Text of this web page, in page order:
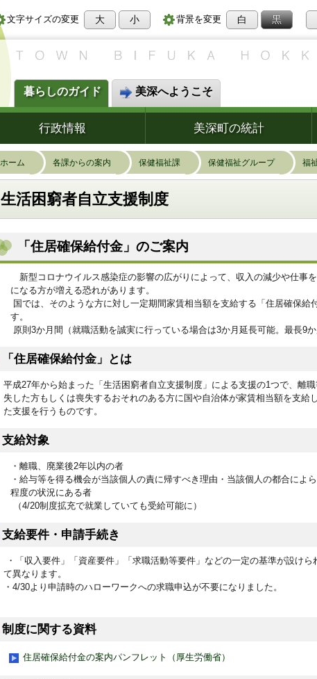
文字サイズの変更 大 小 背景を変更 白 黒
暮らしのガイド 美深へようこそ
行政情報 美深町の統計
ホーム 各課からの案内 保健福祉課 保健福祉グループ 福
生活困窮者自立支援制度
「住居確保給付金」のご案内
新型コロナウイルス感染症の影響の広がりによって、収入の減少や仕事
になる方が増える恐れがあります。
国では、そのような方に対し一定期間家賃相当額を支給する「住居確保給
す。
原則3か月間（就職活動を誠実に行っている場合は3か月延長可能。最長9か
「住居確保給付金」とは
平成27年から始まった「生活困窮者自立支援制度」による支援の1つで、離
失した方もしくは喪失するおそれのある方に国や自治体が家賃相当額を支給
た支援を行うものです。
支給対象
・離職、廃業後2年以内の者
・給与等を得る機会が当該個人の責に帰すべき理由・当該個人の都合によ
程度の状況にある者
（4/20制度拡充で就業していても受給可能に）
支給要件・申請手続き
・「収入要件」「資産要件」「求職活動等要件」などの一定の基準が設け
て異なります。
・4/30より申請時のハローワークへの求職申込が不要になりました。
制度に関する資料
住居確保給付金の案内パンフレット（厚生労働省）